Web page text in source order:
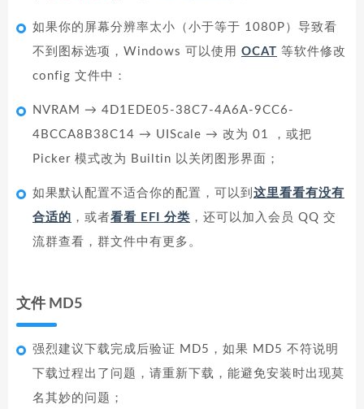
如果你的屏幕分辨率太小（小于等于 1080P）导致看
不到图标选项，Windows 可以使用 OCAT 等软件修改
config 文件中：
NVRAM → 4D1EDE05-38C7-4A6A-9CC6-
4BCCA8B38C14 → UIScale → 改为 01 ，或把
Picker 模式改为 Builtin 以关闭图形界面；
如果默认配置不适合你的配置，可以到 这里看看有没有
合适的 ，或者看看 EFI 分类 ，还可以加入会员 QQ 交
流群查看，群文件中有更多。
文件 MD5
强烈建议下载完成后验证 MD5，如果 MD5 不符说明
下载过程出了问题，请重新下载，能避免安装时出现莫
名其妙的问题；